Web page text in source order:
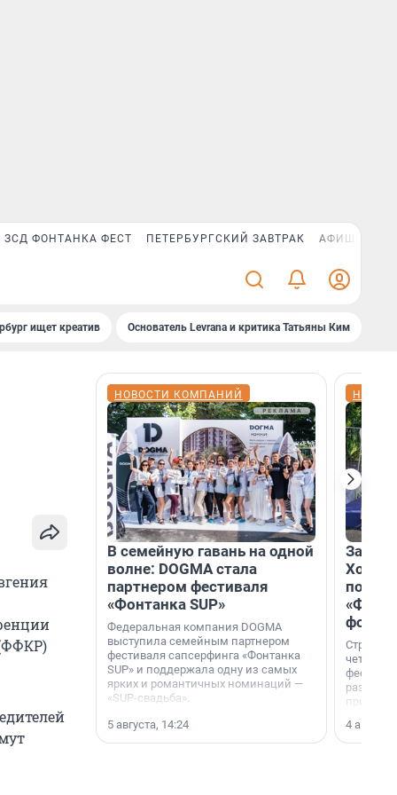
ЗСД ФОНТАНКА ФЕСТ ПЕТЕРБУРГСКИЙ ЗАВТРАК АФИША PLUS
ищет креатив Основатель Levrana и критика Татьяны Ким
НОВОСТИ КОМПАНИЙ
В семейную гавань на одной
волне: DOGMA стала
партнером фестиваля
«Фонтанка SUP»
Федеральная компания DOGMA
выступила семейным партнером
фестиваля сапсерфинга «Фонтанка
SUP» и поддержала одну из самых
ярких и романтичных номинаций —
«SUP-свадьба».
5 августа, 14:24
раз
4